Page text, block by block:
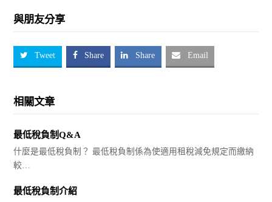
與朋友分享
Tweet Share Share Email
相關文章
最低稅負制Q&A
什麼是最低稅負制？ 最低稅負制係為使適用租稅減免規定而繳納
較…
最低稅負制介紹